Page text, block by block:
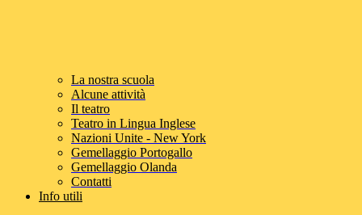
La nostra scuola
Alcune attività
Il teatro
Teatro in Lingua Inglese
Nazioni Unite - New York
Gemellaggio Portogallo
Gemellaggio Olanda
Contatti
Info utili